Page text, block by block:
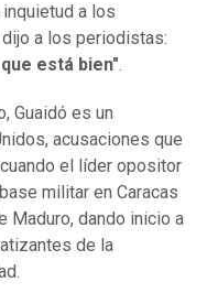
a los
a los periodistas:
está bien".
Guaidó es un
acusaciones que
el líder opositor
militar en Caracas
Maduro, dando inicio a
de la